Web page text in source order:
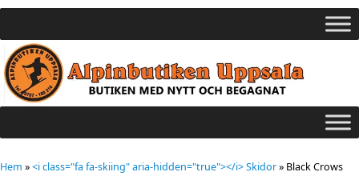
Hem »<i class="fa fa-skiing" aria-hidden="true"></i> Skidor» Black Crows